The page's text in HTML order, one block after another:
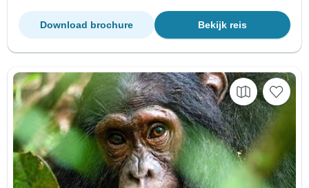
Bekijk reis
Download brochure